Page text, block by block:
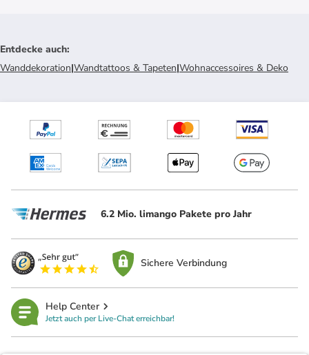
Entdecke auch:
Wanddekoration|Wandtattoos & Tapeten|Wohnaccessoires & Deko
6.2 Mio. limango Pakete pro Jahr
Sichere Verbindung
Help Center
Jetzt auch per Live-Chat erreichbar!